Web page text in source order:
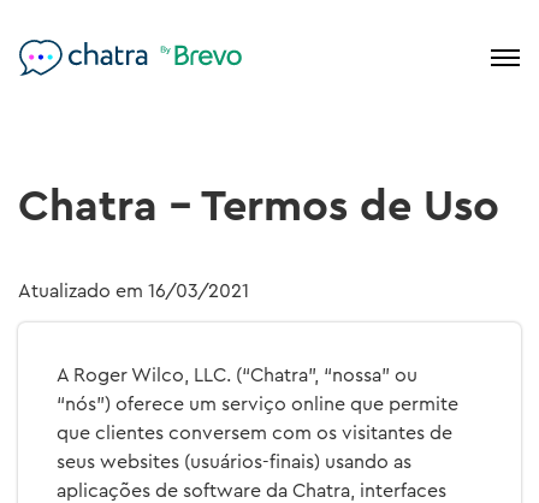
Chatra - Termos de Uso
Atualizado em 16/03/2021
A Roger Wilco, LLC. (“Chatra”, “nossa” ou
“nós”) oferece um serviço online que permite
que clientes conversem com os visitantes de
seus websites (usuários-finais) usando as
aplicações de software da Chatra, interfaces